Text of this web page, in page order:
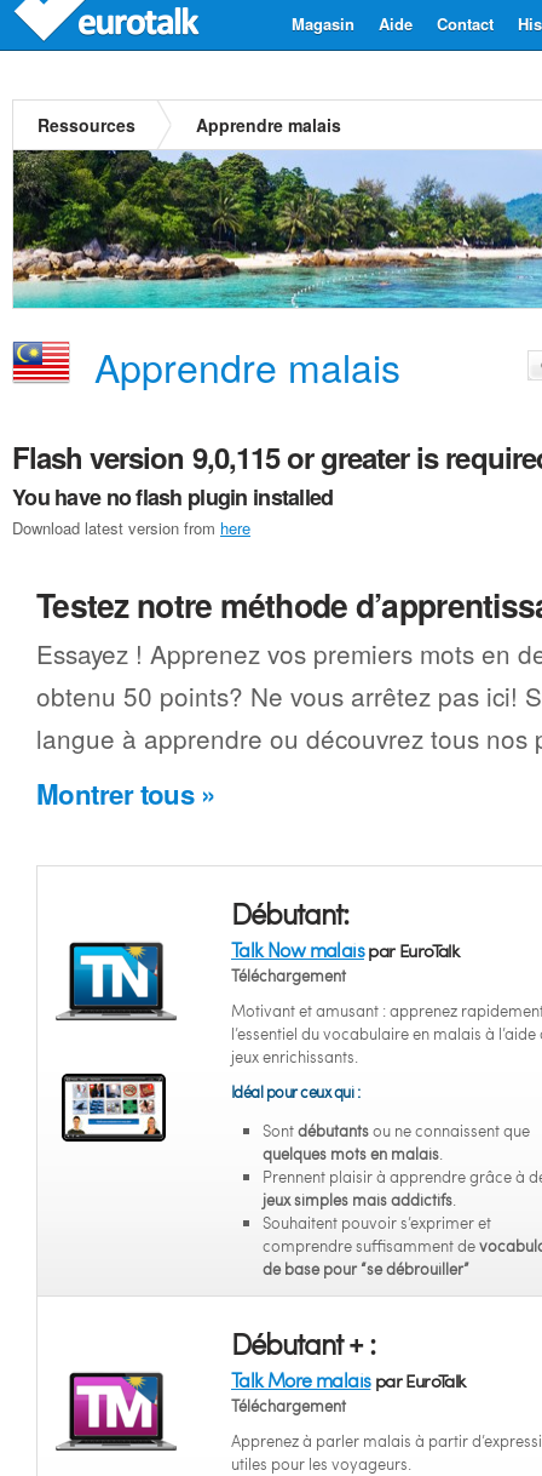
Contact
Aide
Magasin
Ressources Apprendre malais
Apprendre malais
Flash version 9,0,115 or greater is
You have no flash plugin installed
Download latest version from here
Testez notre méthode
Essayez ! Apprenez vos premiers mots en
obtenu 50 points? Ne vous arrêtez pas ici!
langue à apprendre ou découvrez tous nos
Montrer tous »
Débutant:
Talk Now malaispar EuroTalk
Téléchargement
Motivant et amusant : apprenez
l’essentiel du vocabulaire en malais à l’aide
jeux enrichissants.
Idéal pour ceux qui :
Sontdébutantsou ne connaissent que
quelques mots en malais.
Prennent plaisir à apprendre grâce à
jeux simples mais addictifs.
Souhaitent pouvoir s’exprimer et
comprendre suffisamment de
de base pour “se débrouiller”
Débutant + :
Talk More malaispar EuroTalk
Téléchargement
Apprenez à parler malais à partir
utiles pour les voyageurs.